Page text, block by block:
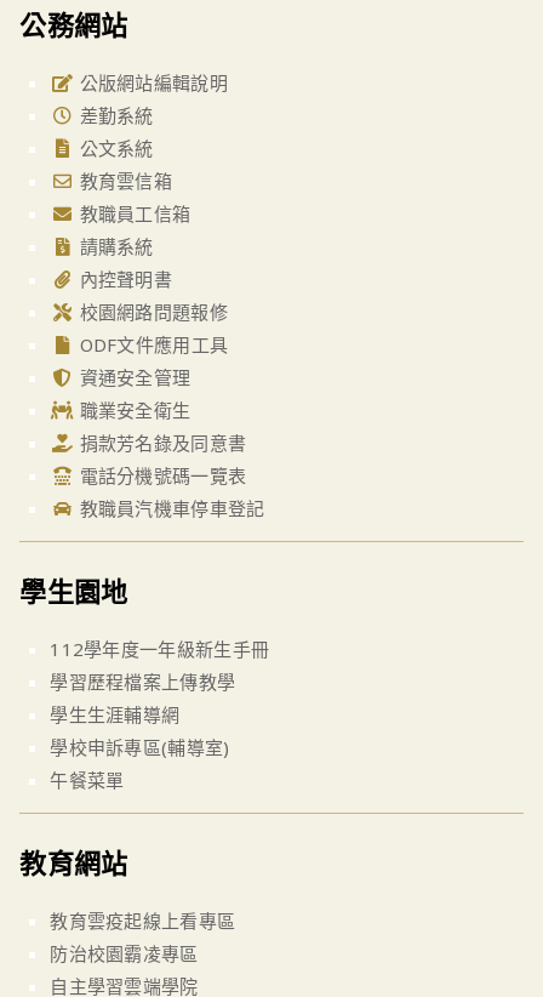
公務網站
公版網站編輯說明
差勤系統
公文系統
教育雲信箱
教職員工信箱
請購系統
內控聲明書
校園網路問題報修
ODF文件應用工具
資通安全管理
職業安全衛生
捐款芳名錄及同意書
電話分機號碼一覽表
教職員汽機車停車登記
學生園地
112學年度一年級新生手冊
學習歷程檔案上傳教學
學生生涯輔導網
學校申訴專區(輔導室)
午餐菜單
教育網站
教育雲疫起線上看專區
防治校園霸凌專區
自主學習雲端學院